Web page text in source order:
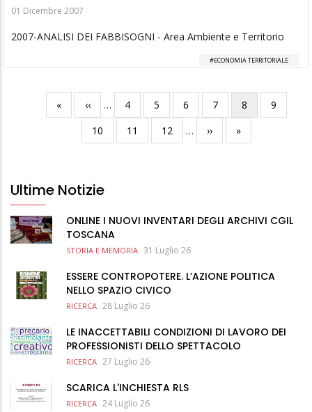
01 Dicembre 2007
2007-ANALISI DEI FABBISOGNI - Area Ambiente e Territorio
ECONOMIA TERRITORIALE
Paginazione
Prima
pagina
«
Pagina
precedente
‹‹ … Pagina
4 Pagina
5 Pagina
6 Pagina
7
Pagina
attuale
8 Pagina
9
Pagina
10 Pagina
11 Pagina
12 …
Pagina
successiva
››
Ultima
pagina
»
Ultime Notizie
ONLINE I NUOVI INVENTARI DEGLI ARCHIVI CGIL
TOSCANA
STORIA E MEMORIA 31 Luglio 26
ESSERE CONTROPOTERE. L’AZIONE POLITICA
NELLO SPAZIO CIVICO
RICERCA 28 Luglio 26
LE INACCETTABILI CONDIZIONI DI LAVORO DEI
PROFESSIONISTI DELLO SPETTACOLO
RICERCA 27 Luglio 26
SCARICA L'INCHIESTA RLS
RICERCA 24 Luglio 26